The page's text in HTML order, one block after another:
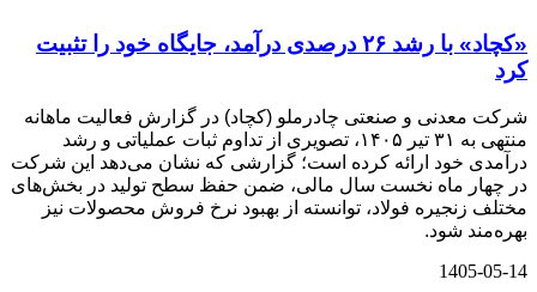
«کچاد» با رشد ۲۶ درصدی درآمد، جایگاه خود را تثبیت
کرد
شرکت معدنی و صنعتی چادرملو (کچاد) در گزارش فعالیت ماهانه
منتهی به ۳۱ تیر ۱۴۰۵، تصویری از تداوم ثبات عملیاتی و رشد
درآمدی خود ارائه کرده است؛ گزارشی که نشان می‌دهد این شرکت
در چهار ماه نخست سال مالی، ضمن حفظ سطح تولید در بخش‌های
مختلف زنجیره فولاد، توانسته از بهبود نرخ فروش محصولات نیز
بهره‌مند شود.
1405-05-14